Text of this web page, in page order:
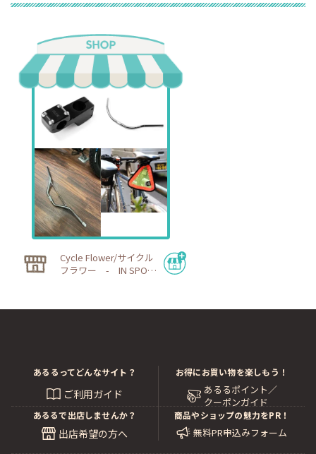
Cycle Flower/サイクル
フラワー - IN SPORT
あるるってどんなサイト？
ご利用ガイド
お得にお買い物を楽しもう！
あるるポイント／
クーポンガイド
あるるで出店しませんか？
出店希望の方へ
商品やショップの魅力をPR！
無料PR申込みフォーム